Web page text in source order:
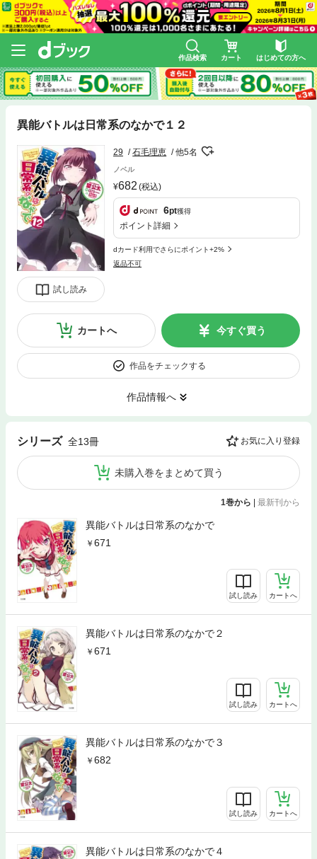
作品検索 カート はじめての方へ
異能バトルは日常系のなかで１２
試し読み
29 石毛理恵 他5名
ノベル
682 (税込)
6pt獲得
ポイント詳細
dカード利用でさらにポイント+2%
返品不可
カートへ 今すぐ買う
作品をチェックする
作品情報へ
シリーズ 全13冊 お気に入り登録
未購入巻をまとめて買う
1巻から | 最新刊から
異能バトルは日常系のなかで
671
試し読み カートへ
異能バトルは日常系のなかで２
671
試し読み カートへ
異能バトルは日常系のなかで３
682
試し読み カートへ
異能バトルは日常系のなかで４